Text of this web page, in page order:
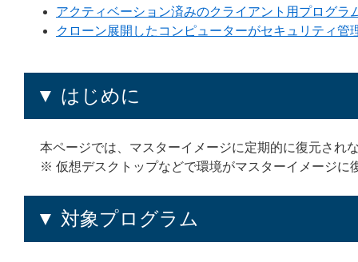
アクティベーション済みのクライアント用プログ
クローン展開したコンピューターがセキュリティ
▼ はじめに
本ページでは、マスターイメージに定期的に復元され
※ 仮想デスクトップなどで環境がマスターイメージに
▼ 対象プログラム